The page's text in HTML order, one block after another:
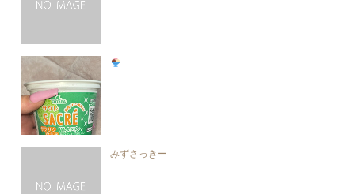
みずさっきー